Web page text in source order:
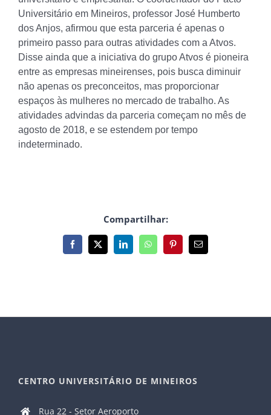
Universitário em Mineiros, professor José Humberto
dos Anjos, afirmou que esta parceria é apenas o
primeiro passo para outras atividades com a Atvos.
Disse ainda que a iniciativa do grupo Atvos é pioneira
entre as empresas mineirenses, pois busca diminuir
não apenas os preconceitos, mas proporcionar
espaços às mulheres no mercado de trabalho. As
atividades advindas da parceria começam no mês de
agosto de 2018, e se estendem por tempo
indeterminado.
Compartilhar:
Facebook
X LinkedInWhatsAppPinterest
E-
mail
CENTRO UNIVERSITÁRIO DE MINEIROS
Rua 22 - Setor Aeroporto